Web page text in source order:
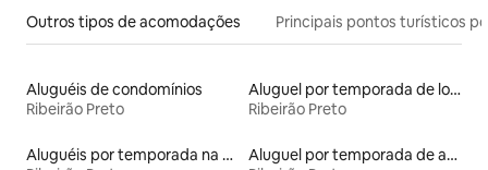
Outros tipos de acomodações Principais pontos turísticos
Aluguéis de condomínios
Ribeirão Preto
Aluguel por temporada de lofts
Ribeirão Preto
Aluguéis por temporada na orla
Aluguel por temporada de apart-hotéis